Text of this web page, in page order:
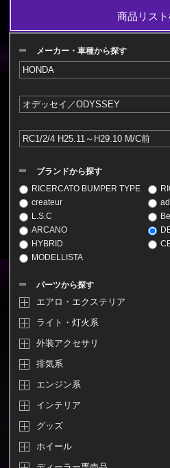
商品リス
メーカー・車種から探す
ブランドから探す
RICERCATO BUMPER TYPE
createur
L.S.C
ARCANO
HYBRID
MODELLISTA
パーツから探す
エアロ・エクステリア
ライト・灯火系
外装アクセサリ
排気系
エンジン系
インテリア
グッズ
ホイール